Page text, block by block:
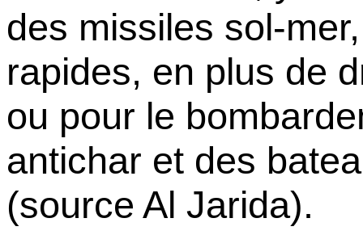
des missiles sol-
rapides, en plus de
ou pour le
antichar et des
(source Al Jarida).